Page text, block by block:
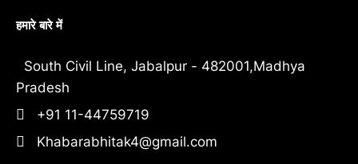
हमारे बारे में
South Civil Line, Jabalpur - 482001,Madhya
Pradesh
+91 11-44759719
Khabarabhitak4@gmail.com